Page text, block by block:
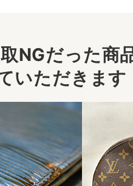
NGだった商
いただきます